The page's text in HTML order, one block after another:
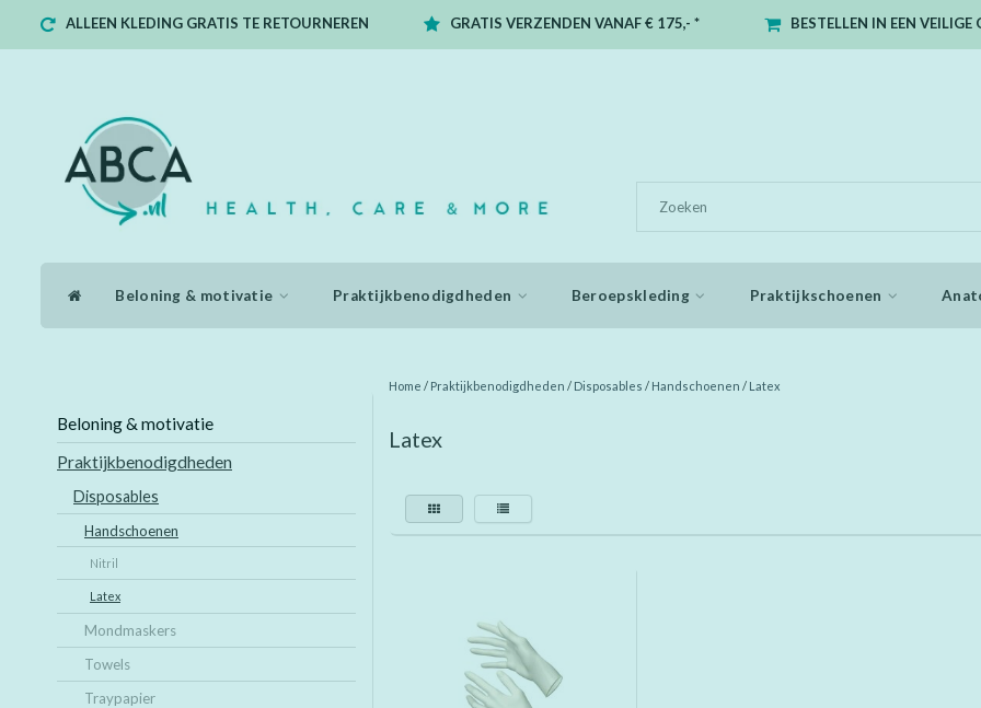
ALLEEN KLEDING GRATIS TE RETOURNEREN GRATIS VERZENDEN VANAF € 175,- * BESTELLEN IN EEN VEILIGE
Beloning & motivatie Praktijkbenodigdheden Beroepskleding Praktijkschoenen
Beloning & motivatie
Praktijkbenodigdheden
Disposables
Handschoenen
Nitril
Latex
Mondmaskers
Towels
Traypapier
Home / Praktijkbenodigdheden / Disposables / Handschoenen / Latex
Latex